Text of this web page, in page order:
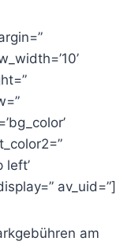
left’
av_uid=”]
am